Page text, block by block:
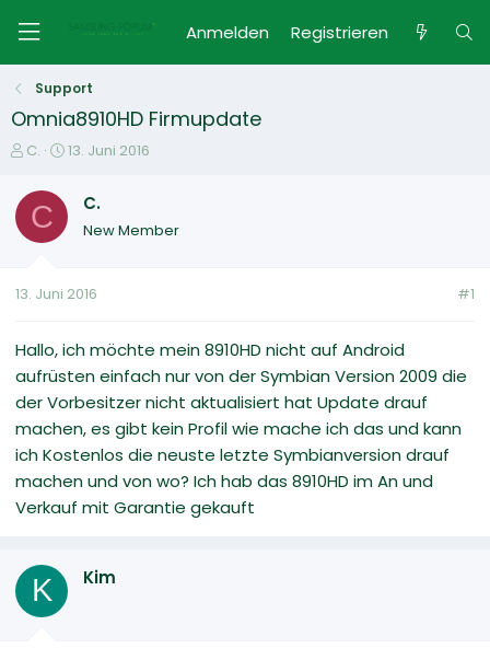
Anmelden Registrieren
Support
Omnia8910HD Firmupdate
E
s
e
e
C.
E
t
t
m
13. Juni 2016
C C.
New Member
13. Juni 2016 #1
Hallo, ich möchte mein 8910HD nicht auf Android
aufrüsten einfach nur von der Symbian Version 2009 die
der Vorbesitzer nicht aktualisiert hat Update drauf
machen, es gibt kein Profil wie mache ich das und kann
ich Kostenlos die neuste letzte Symbianversion drauf
machen und von wo? Ich hab das 8910HD im An und
Verkauf mit Garantie gekauft
K Kim